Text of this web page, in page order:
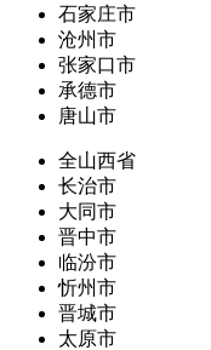
石家庄市
沧州市
张家口市
承德市
唐山市
全山西省
长治市
大同市
晋中市
临汾市
忻州市
晋城市
太原市